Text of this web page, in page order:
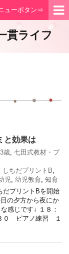
ューボタン⇒
貫ライフ
と効果は
3歳, 七田式教材・プ
しちだプリントB,
児, 幼児教育, 知育
だプリントBを開始
の夕方から夜にか
感じです↓ １８：
０ ピアノ練習 １